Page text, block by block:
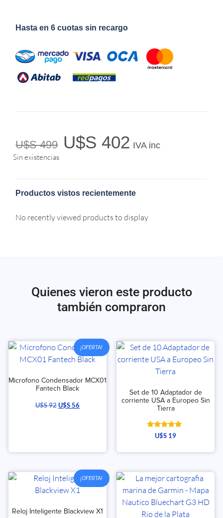
Hasta en 6 cuotas sin recargo
U$S499 U$S 402 IVA inc
Sin existencias
Productos vistos recientemente
No recently viewed products to display
Quienes vieron este producto
también compraron
¡OFERTA!
Microfono Condensador MCX01
Fantech Black
U$S92U$S56
Set de 10 Adaptador de
corriente USA a Europeo Sin
Tierra
Valorado
con
de 5
U$S 19
¡OFERTA!
Reloj Inteligente Blackview X1